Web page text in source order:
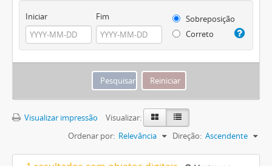
Iniciar Fim
Sobreposição
Correto
Visualizar impressão
Visualizar:
Ordenar por: Relevância Direção: Ascendente